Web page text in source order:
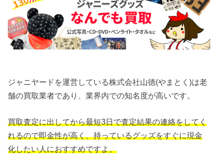
ジャニヤードを運営している株式会社山徳(やまとく)は老
舗の買取業者であり、業界内での知名度が高いです。
買取査定に出してから最短3日で査定結果の連絡をしてく
れるので即金性が高く、持っているグッズをすぐに現金
化したい人におすすめですよ。